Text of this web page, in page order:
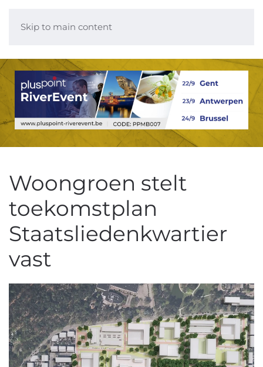
Skip to main content
Woongroen stelt
toekomstplan
Staatsliedenkwartier
vast